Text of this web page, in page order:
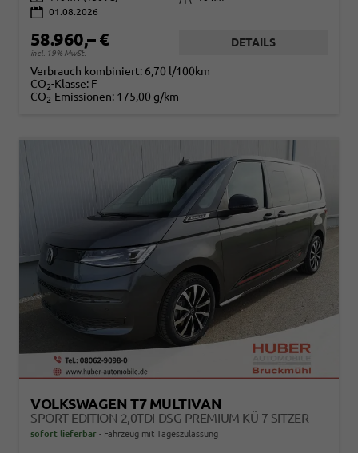
01.08.2026
58.960,– €
incl. 19% MwSt.
DETAILS
Verbrauch kombiniert: 6,70 l/100km
CO2-Klasse: F
CO2-Emissionen: 175,00 g/km
VOLKSWAGEN T7 MULTIVAN
SPORT EDITION 2,0TDI DSG PREMIUM KÜ 7 SITZER
sofort lieferbar Fahrzeug mit Tageszulassung